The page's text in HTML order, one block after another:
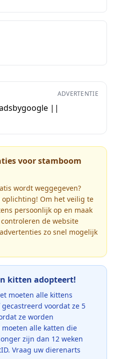
ADVERTENTIE
||
voor stamboom
wordt weggegeven?
oplichting! Om het veilig te
persoonlijk op en maak
de website
zo snel mogelijk
kitten adopteert!
moeten alle kittens
voordat ze 5
ze worden
alle katten die
zijn dan 12 weken
Vraag uw dierenarts